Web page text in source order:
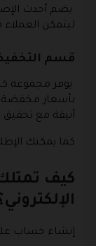
يضم أحدث
ليتمكن
قسم
يوفر مجموعة
بأسعار
أنيقة مع تحقيق
كما يمكنك
كيف
إنشاء حساب